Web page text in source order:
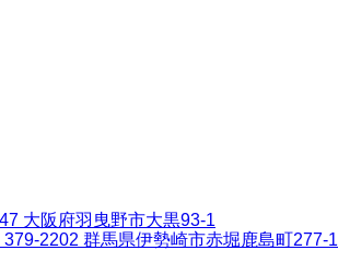
大阪府羽曳野市大黒93-1
379-2202 群馬県伊勢崎市赤堀鹿島町277-1